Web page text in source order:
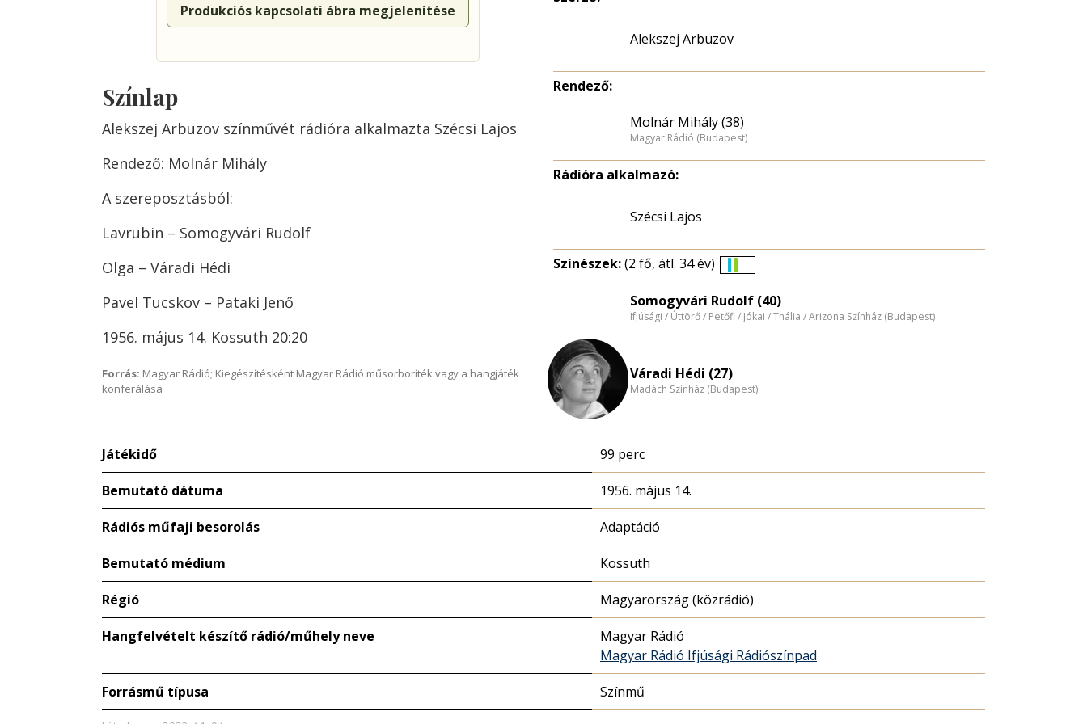
Produkciós kapcsolati ábra megjelenítése
Színlap
Alekszej Arbuzov színművét rádióra alkalmazta Szécsi Lajos
Rendező: Molnár Mihály
A szereposztásból:
Lavrubin – Somogyvári Rudolf
Olga – Váradi Hédi
Pavel Tucskov – Pataki Jenő
1956. május 14. Kossuth 20:20
Forrás: Magyar Rádió; Kiegészítésként Magyar Rádió műsorboríték vagy a hangjáték
konferálása
Alekszej Arbuzov
Rendező:
Molnár Mihály (38)
Magyar Rádió (Budapest)
Rádióra alkalmazó:
Szécsi Lajos
Színészek:(2 fő, átl. 34 év)
eloszlás
nagyítása
Somogyvári Rudolf (40)
Ifjúsági / Úttörő / Petőfi / Jókai / Thália / Arizona Színház (Budapest)
Váradi Hédi (27)
Madách Színház (Budapest)
Játékidő 99 perc
Bemutató dátuma 1956. május 14.
Rádiós műfaji besorolás Adaptáció
Bemutató médium Kossuth
Régió Magyarország (közrádió)
Hangfelvételt készítő rádió/műhely neve
Magyar Rádió
Magyar Rádió Ifjúsági Rádiószínpad
Forrásmű típusa Színmű